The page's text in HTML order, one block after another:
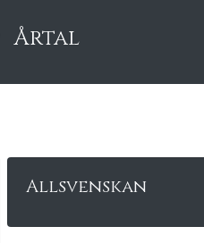
Årtal
Allsvenskan